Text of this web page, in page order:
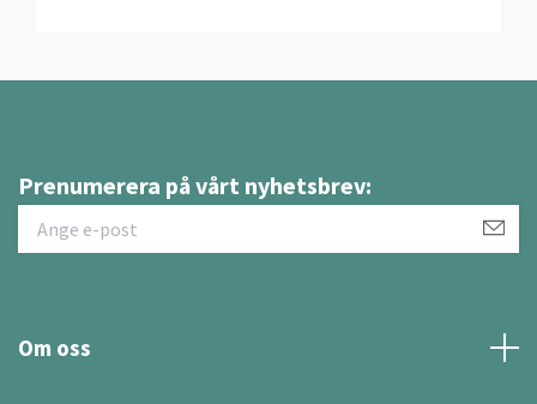
Prenumerera på vårt nyhetsbrev:
Om oss